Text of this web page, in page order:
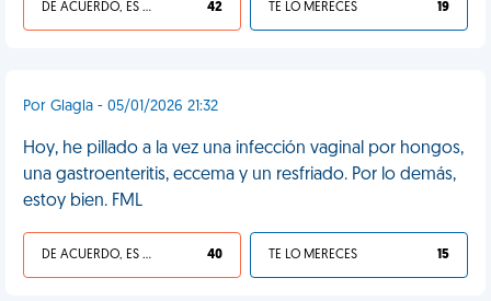
DE ACUERDO, ES UNA VIDA HP 42 TE LO MERECES 19
Por Glagla - 05/01/2026 21:32
Hoy, he pillado a la vez una infección vaginal por hongos,
una gastroenteritis, eccema y un resfriado. Por lo demás,
estoy bien. FML
DE ACUERDO, ES UNA VIDA HP 40 TE LO MERECES 15